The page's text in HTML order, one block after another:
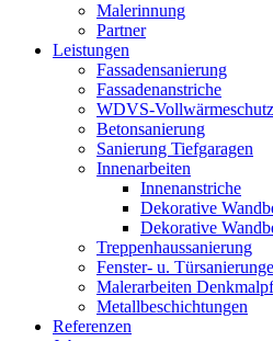
Malerinnung
Partner
Leistungen
Fassadensanierung
Fassadenanstriche
WDVS-Vollwärmeschutz
Betonsanierung
Sanierung Tiefgaragen
Innenarbeiten
Innenanstriche
Dekorative
Dekorative
Treppenhaussanierung
Fenster- u.
Malerarbeiten
Metallbeschichtungen
Referenzen